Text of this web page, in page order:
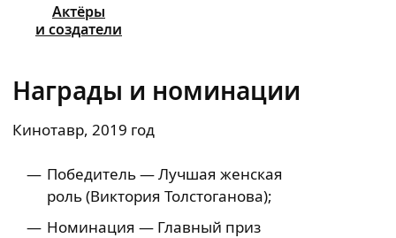
Актёры
и создатели
Награды и номинации
Кинотавр, 2019 год
Победитель — Лучшая женская
роль (Виктория Толстоганова);
Номинация — Главный приз